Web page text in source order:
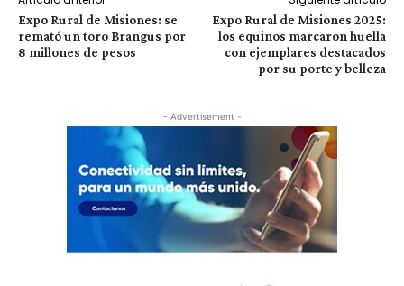
Expo Rural de Misiones: se
remató un toro Brangus por
8 millones de pesos
Expo Rural de Misiones 2025:
los equinos marcaron huella
con ejemplares destacados
por su porte y belleza
- Advertisement -